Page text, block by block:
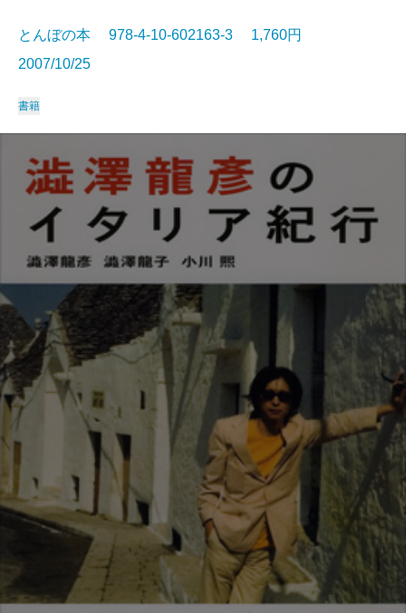
とんぼの本 978-4-10-602163-3 1,760円
2007/10/25
書籍